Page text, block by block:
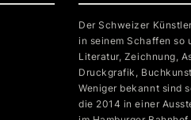
Der Schweizer
in seinem Schaffen so
Literatur, Zeichnung,
Druckgrafik,
Weniger bekannt sind
die 2014 in einer